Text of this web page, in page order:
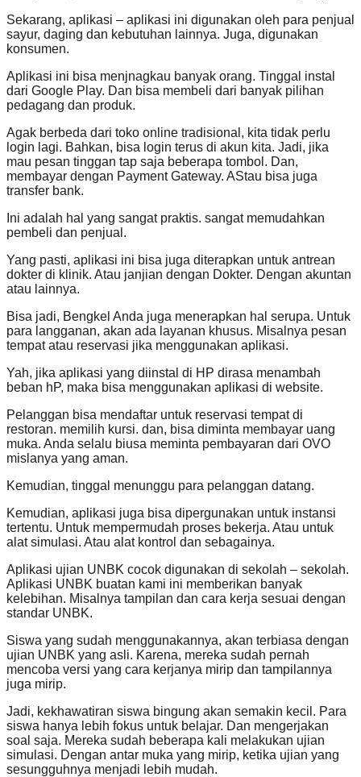
Sekarang, aplikasi – aplikasi ini digunakan oleh para penjual
sayur, daging dan kebutuhan lainnya. Juga, digunakan
konsumen.
Aplikasi ini bisa menjnagkau banyak orang. Tinggal instal
dari Google Play. Dan bisa membeli dari banyak pilihan
pedagang dan produk.
Agak berbeda dari toko online tradisional, kita tidak perlu
login lagi. Bahkan, bisa login terus di akun kita. Jadi, jika
mau pesan tinggan tap saja beberapa tombol. Dan,
membayar dengan Payment Gateway. AStau bisa juga
transfer bank.
Ini adalah hal yang sangat praktis. sangat memudahkan
pembeli dan penjual.
Yang pasti, aplikasi ini bisa juga diterapkan untuk antrean
dokter di klinik. Atau janjian dengan Dokter. Dengan akuntan
atau lainnya.
Bisa jadi, Bengkel Anda juga menerapkan hal serupa. Untuk
para langganan, akan ada layanan khusus. Misalnya pesan
tempat atau reservasi jika menggunakan aplikasi.
Yah, jika aplikasi yang diinstal di HP dirasa menambah
beban hP, maka bisa menggunakan aplikasi di website.
Pelanggan bisa mendaftar untuk reservasi tempat di
restoran. memilih kursi. dan, bisa diminta membayar uang
muka. Anda selalu biusa meminta pembayaran dari OVO
mislanya yang aman.
Kemudian, tinggal menunggu para pelanggan datang.
Kemudian, aplikasi juga bisa dipergunakan untuk instansi
tertentu. Untuk mempermudah proses bekerja. Atau untuk
alat simulasi. Atau alat kontrol dan sebagainya.
Aplikasi ujian UNBK cocok digunakan di sekolah – sekolah.
Aplikasi UNBK buatan kami ini memberikan banyak
kelebihan. Misalnya tampilan dan cara kerja sesuai dengan
standar UNBK.
Siswa yang sudah menggunakannya, akan terbiasa dengan
ujian UNBK yang asli. Karena, mereka sudah pernah
mencoba versi yang cara kerjanya mirip dan tampilannya
juga mirip.
Jadi, kekhawatiran siswa bingung akan semakin kecil. Para
siswa hanya lebih fokus untuk belajar. Dan mengerjakan
soal saja. Mereka sudah beberapa kali melakukan ujian
simulasi. Dengan antar muka yang mirip, ketika ujian yang
sesungguhnya menjadi lebih mudah.